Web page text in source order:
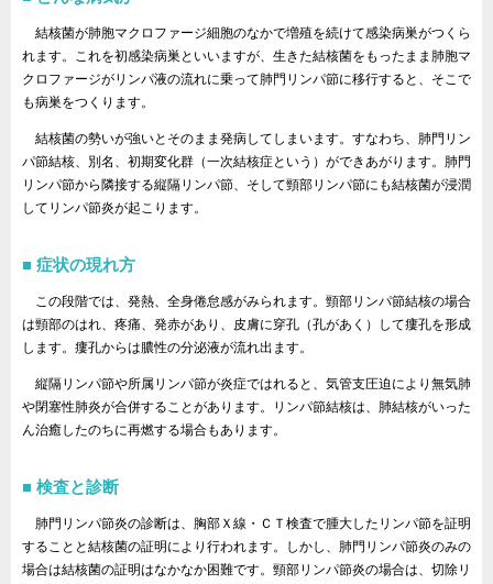
結核菌が肺胞マクロファージ細胞のなかで増殖を続けて感染病巣がつくら
れます。これを初感染病巣といいますが、生きた結核菌をもったまま肺胞マ
クロファージがリンパ液の流れに乗って肺門リンパ節に移行すると、そこで
も病巣をつくります。
結核菌の勢いが強いとそのまま発病してしまいます。すなわち、肺門リン
パ節結核、別名、初期変化群（一次結核症という）ができあがります。肺門
リンパ節から隣接する縦隔リンパ節、そして頸部リンパ節にも結核菌が浸潤
してリンパ節炎が起こります。
症状の現れ方
この段階では、発熱、全身倦怠感がみられます。頸部リンパ節結核の場合
は頸部のはれ、疼痛、発赤があり、皮膚に穿孔（孔があく）して瘻孔を形成
します。瘻孔からは膿性の分泌液が流れ出ます。
縦隔リンパ節や所属リンパ節が炎症ではれると、気管支圧迫により無気肺
や閉塞性肺炎が合併することがあります。リンパ節結核は、肺結核がいった
ん治癒したのちに再燃する場合もあります。
検査と診断
肺門リンパ節炎の診断は、胸部Ｘ線・ＣＴ検査で腫大したリンパ節を証明
することと結核菌の証明により行われます。しかし、肺門リンパ節炎のみの
場合は結核菌の証明はなかなか困難です。頸部リンパ節炎の場合は、切除リ